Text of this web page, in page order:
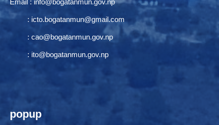
: icto.bogatanmun@gmail.com
: cao@bogatanmun.gov.np
: ito@bogatanmun.gov.np
popup